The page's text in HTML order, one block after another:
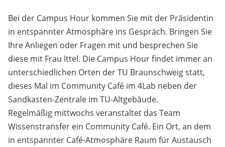
Bei der Campus Hour kommen Sie mit der Präsidentin
in entspannter Atmosphäre ins Gespräch. Bringen Sie
Ihre Anliegen oder Fragen mit und besprechen Sie
diese mit Frau Ittel. Die Campus Hour findet immer an
unterschiedlichen Orten der TU Braunschweig statt,
dieses Mal im Community Café im 4Lab neben der
Sandkasten-Zentrale im TU-Altgebäude.
Regelmäßig mittwochs veranstaltet das Team
Wissenstransfer ein Community Café. Ein Ort, an dem
in entspannter Café-Atmosphäre Raum für Austausch